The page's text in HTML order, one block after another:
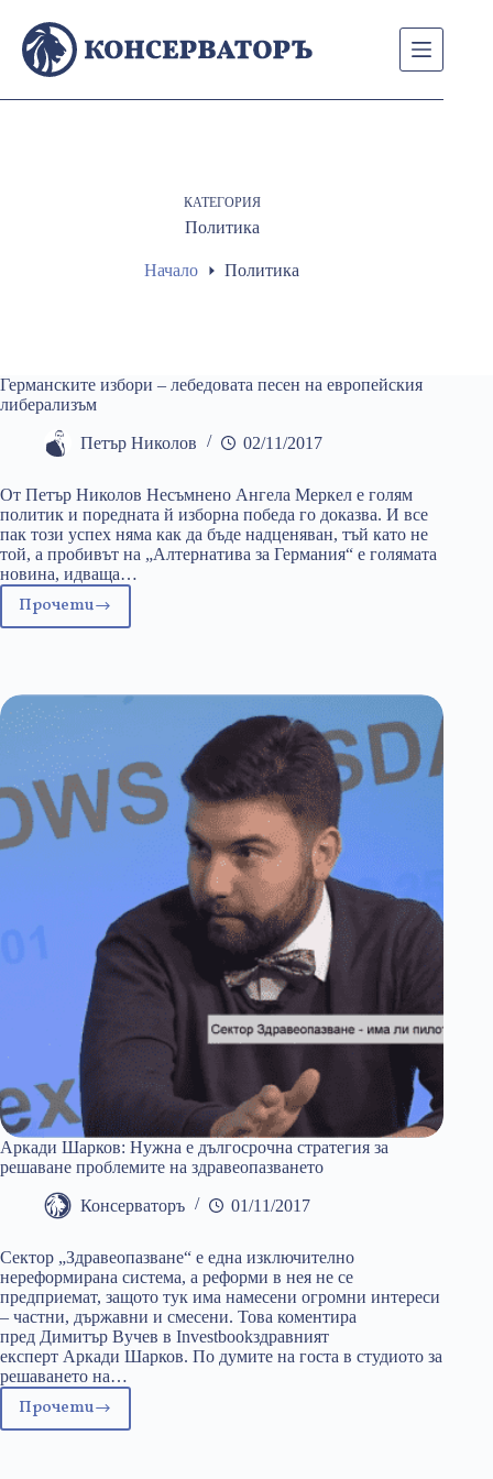
content
КАТЕГОРИЯ
Политика
Начало Политика
Германските избори – лебедовата песен на европейския
либерализъм
Петър Николов 02/11/2017
От Петър Николов Несъмнено Ангела Меркел е голям
политик и поредната й изборна победа го доказва. И все
пак този успех няма как да бъде надценяван, тъй като не
той, а пробивът на „Алтернатива за Германия“ е голямата
новина, идваща…
ПрочетиГерманските
песен
на
европейския
либерализъм
Аркади Шарков: Нужна е дългосрочна стратегия за
решаване проблемите на здравеопазването
Консерваторъ 01/11/2017
Сектор „Здравеопазване“ е една изключително
нереформирана система, а реформи в нея не се
предприемат, защото тук има намесени огромни интереси
– частни, държавни и смесени. Това коментира
пред Димитър Вучев в Investbookздравният
експерт Аркади Шарков. По думите на госта в студиото за
решаването на…
Прочети
Аркади